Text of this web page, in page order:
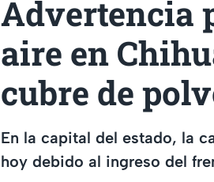
Advertencia
aire en
cubre de
En la capital del estado, la
hoy debido al ingreso del